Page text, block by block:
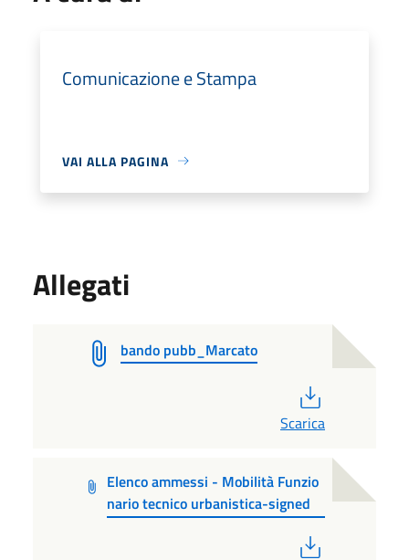
Comunicazione e Stampa
VAI ALLA PAGINA
Allegati
bando pubb_Marcato
Scarica
Elenco ammessi - Mobilità Funzio
nario tecnico urbanistica-signed